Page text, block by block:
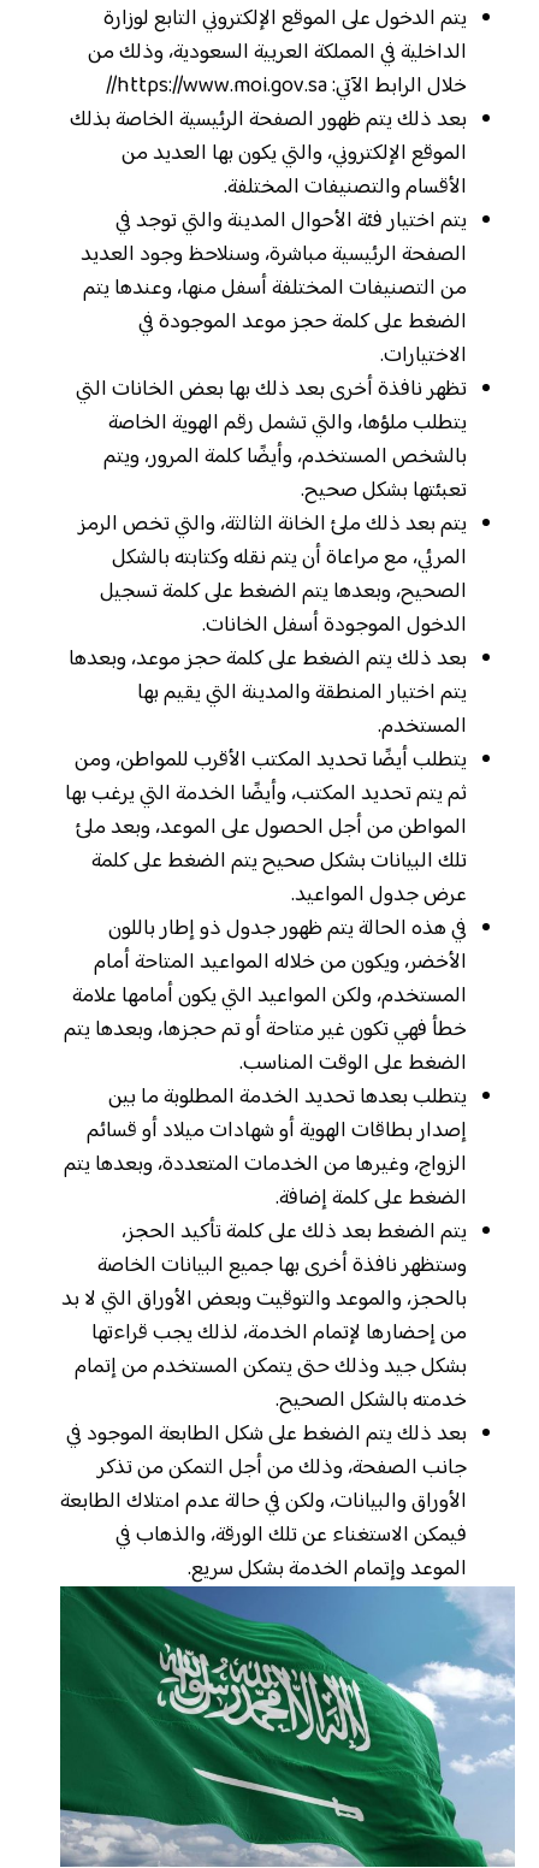
يتم الدخول على الموقع الإلكتروني التابع لوزارة
الداخلية في المملكة العربية السعودية، وذلك من
خلال الرابط الآتي: https://www.moi.gov.sa//
بعد ذلك يتم ظهور الصفحة الرئيسية الخاصة بذلك
الموقع الإلكتروني، والتي يكون بها العديد من
الأقسام والتصنيفات المختلفة.
يتم اختيار فئة الأحوال المدينة والتي توجد في
الصفحة الرئيسية مباشرة، وسنلاحظ وجود العديد
من التصنيفات المختلفة أسفل منها، وعندها يتم
الضغط على كلمة حجز موعد الموجودة في
الاختيارات.
تظهر نافذة أخرى بعد ذلك بها بعض الخانات التي
يتطلب ملؤها، والتي تشمل رقم الهوية الخاصة
بالشخص المستخدم، وأيضًا كلمة المرور، ويتم
تعبئتها بشكل صحيح.
يتم بعد ذلك ملئ الخانة الثالثة، والتي تخص الرمز
المرئي، مع مراعاة أن يتم نقله وكتابته بالشكل
الصحيح، وبعدها يتم الضغط على كلمة تسجيل
الدخول الموجودة أسفل الخانات.
بعد ذلك يتم الضغط على كلمة حجز موعد، وبعدها
يتم اختيار المنطقة والمدينة التي يقيم بها
المستخدم.
يتطلب أيضًا تحديد المكتب الأقرب للمواطن، ومن
ثم يتم تحديد المكتب، وأيضًا الخدمة التي يرغب بها
المواطن من أجل الحصول على الموعد، وبعد ملئ
تلك البيانات بشكل صحيح يتم الضغط على كلمة
عرض جدول المواعيد.
في هذه الحالة يتم ظهور جدول ذو إطار باللون
الأخضر، ويكون من خلاله المواعيد المتاحة أمام
المستخدم، ولكن المواعيد التي يكون أمامها علامة
خطأ فهي تكون غير متاحة أو تم حجزها، وبعدها يتم
الضغط على الوقت المناسب.
يتطلب بعدها تحديد الخدمة المطلوبة ما بين
إصدار بطاقات الهوية أو شهادات ميلاد أو قسائم
الزواج، وغيرها من الخدمات المتعددة، وبعدها يتم
الضغط على كلمة إضافة.
يتم الضغط بعد ذلك على كلمة تأكيد الحجز،
وستظهر نافذة أخرى بها جميع البيانات الخاصة
بالحجز، والموعد والتوقيت وبعض الأوراق التي لا بد
من إحضارها لإتمام الخدمة، لذلك يجب قراءتها
بشكل جيد وذلك حتى يتمكن المستخدم من إتمام
خدمته بالشكل الصحيح.
بعد ذلك يتم الضغط على شكل الطابعة الموجود في
جانب الصفحة، وذلك من أجل التمكن من تذكر
الأوراق والبيانات، ولكن في حالة عدم امتلاك الطابعة
فيمكن الاستغناء عن تلك الورقة، والذهاب في
الموعد وإتمام الخدمة بشكل سريع.